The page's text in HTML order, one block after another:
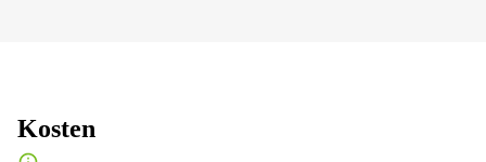
Kosten